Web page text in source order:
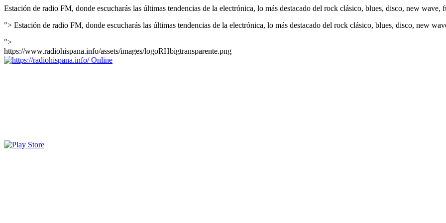
Estación de radio FM, donde escucharás las últimas tendencias de la electrónica, lo más destacado del rock clásico, blues, disco, new wave,
"> Estación de radio FM, donde escucharás las últimas tendencias de la electrónica, lo más destacado del rock clásico, blues, disco, new
">
https://www.radiohispana.info/assets/images/logoRHbigtransparente.png
Online